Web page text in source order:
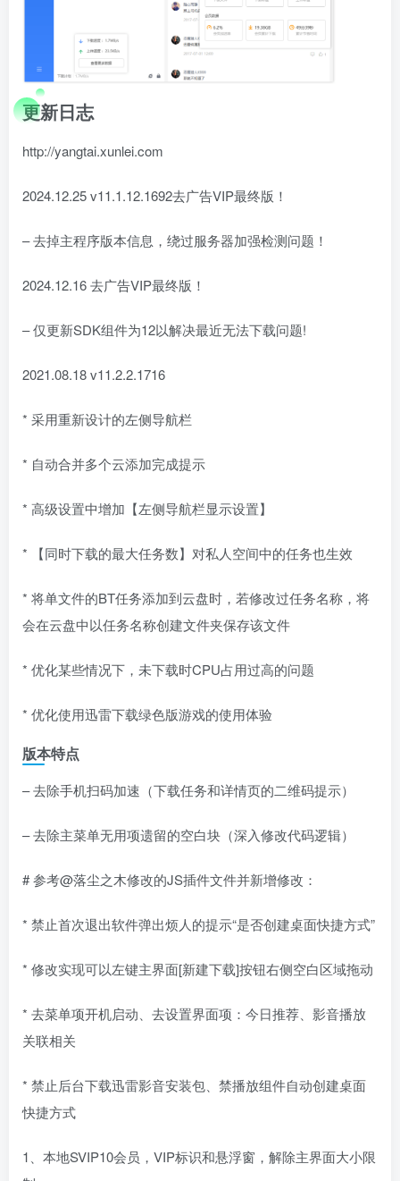
更新日志
http://yangtai.xunlei.com
2024.12.25 v11.1.12.1692去广告VIP最终版！
– 去掉主程序版本信息，绕过服务器加强检测问题！
2024.12.16 去广告VIP最终版！
– 仅更新SDK组件为12以解决最近无法下载问题!
2021.08.18 v11.2.2.1716
* 采用重新设计的左侧导航栏
* 自动合并多个云添加完成提示
* 高级设置中增加【左侧导航栏显示设置】
* 【同时下载的最大任务数】对私人空间中的任务也生效
* 将单文件的BT任务添加到云盘时，若修改过任务名称，将
会在云盘中以任务名称创建文件夹保存该文件
* 优化某些情况下，未下载时CPU占用过高的问题
* 优化使用迅雷下载绿色版游戏的使用体验
版本特点
– 去除手机扫码加速（下载任务和详情页的二维码提示）
– 去除主菜单无用项遗留的空白块（深入修改代码逻辑）
# 参考@落尘之木修改的JS插件文件并新增修改：
* 禁止首次退出软件弹出烦人的提示“是否创建桌面快捷方式”
* 修改实现可以左键主界面[新建下载]按钮右侧空白区域拖动
* 去菜单项开机启动、去设置界面项：今日推荐、影音播放
关联相关
* 禁止后台下载迅雷影音安装包、禁播放组件自动创建桌面
快捷方式
1、本地SVIP10会员，VIP标识和悬浮窗，解除主界面大小限